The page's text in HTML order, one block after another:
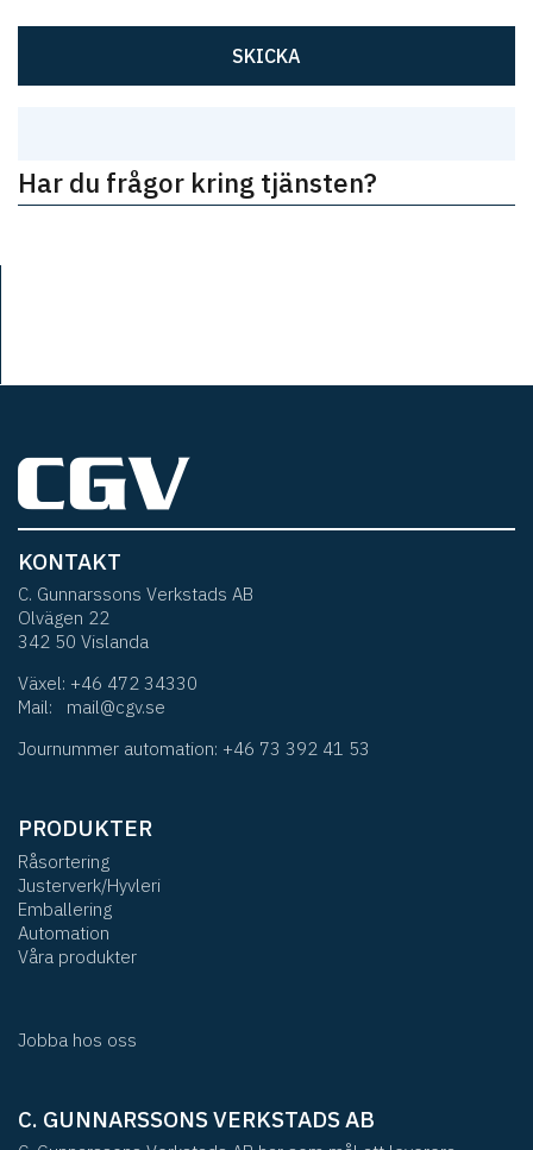
Har du frågor kring tjänsten?
KONTAKT
C. Gunnarssons Verkstads AB
Olvägen 22
342 50 Vislanda
Växel: +46 472 34330
Mail: mail@cgv.se
Journummer automation: +46 73 392 41 53
PRODUKTER
Råsortering
Justerverk/Hyvleri
Emballering
Automation
Våra produkter
Jobba hos oss
C. GUNNARSSONS VERKSTADS AB